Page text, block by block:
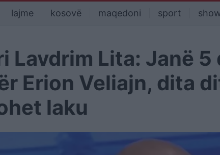
lajme kosovë maqedoni sport
Lavdrim Lita: Janë
Erion Veliajn, dita
laku